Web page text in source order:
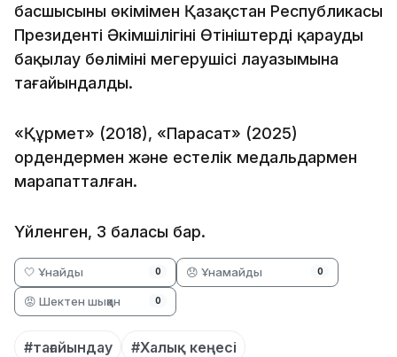
басшысының өкімімен Қазақстан Республикасы
Президенті Әкімшілігінің Өтініштерді қарауды
бақылау бөлімінің меңгерушісі лауазымына
тағайындалды.
«Құрмет» (2018), «Парасат» (2025)
ордендермен және естелік медальдармен
марапатталған.
Үйленген, 3 баласы бар.
🤍 Ұнайды 0 😞 Ұнамайды 0
😡 Шектен шыққан 0
#тағайындау
#Халық кеңесі